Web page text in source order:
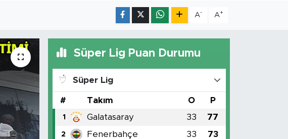
A- A+
Süper Lig Puan Durumu
Süper Lig
# Takım O P
1 Galatasaray 33 77
2 Fenerbahçe 33 73